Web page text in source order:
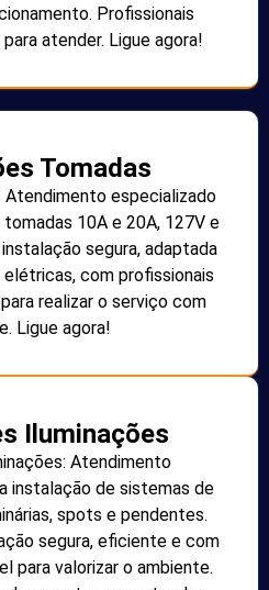
Profissionais
atender. Ligue agora!
Tomadas
Atendimento especializado
10A e 20A, 127V e
segura, adaptada
com profissionais
realizar o serviço com
Ligue agora!
Iluminações
Atendimento
instalação de sistemas de
spots e pendentes.
segura, eficiente e com
para valorizar o ambiente.